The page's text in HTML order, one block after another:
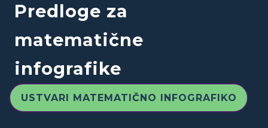
Predloge za
matematične
infografike
USTVARI MATEMATIČNO INFOGRAFIKO